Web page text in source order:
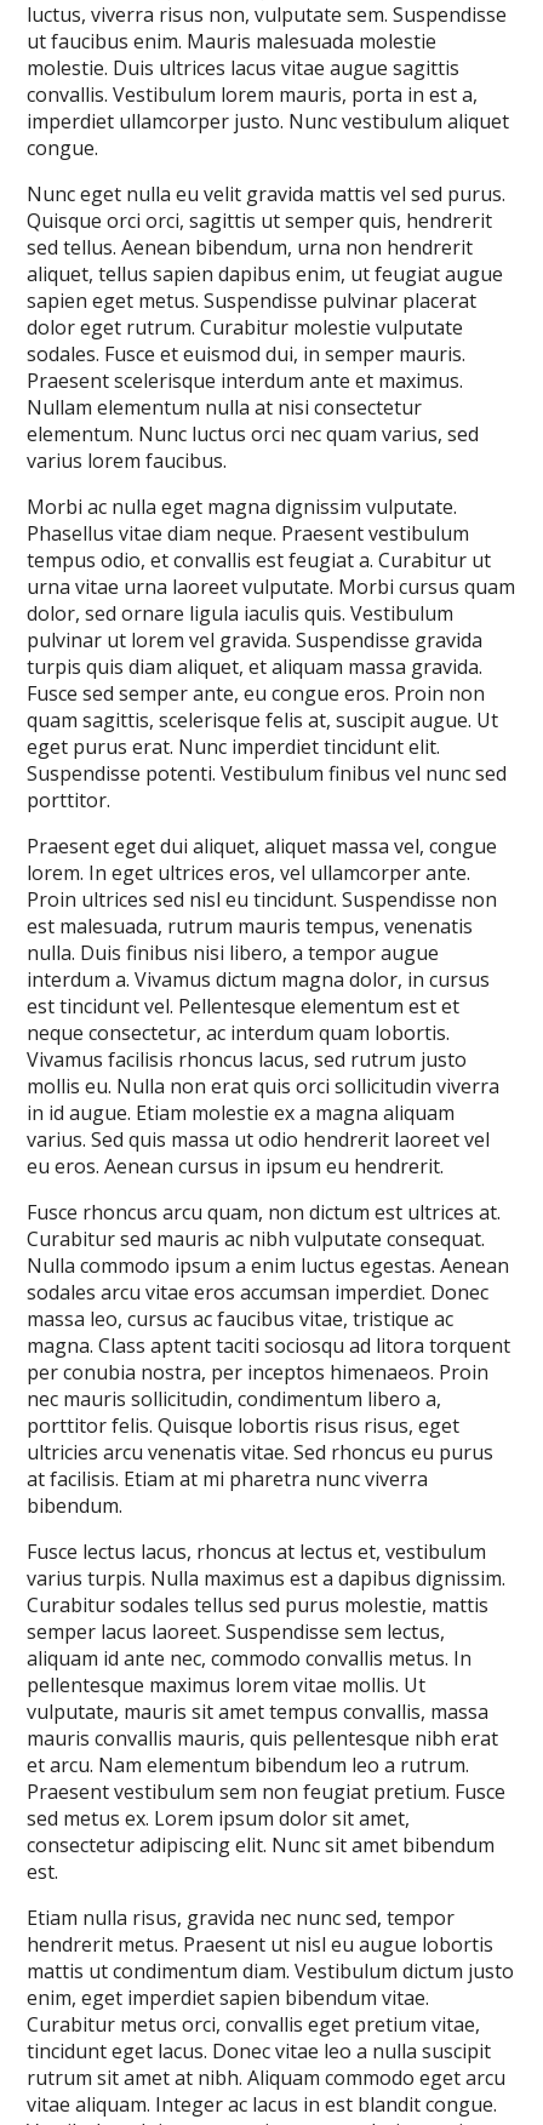
luctus, viverra risus non, vulputate sem. Suspendisse
ut faucibus enim. Mauris malesuada molestie
molestie. Duis ultrices lacus vitae augue sagittis
convallis. Vestibulum lorem mauris, porta in est a,
imperdiet ullamcorper justo. Nunc vestibulum aliquet
congue.
Nunc eget nulla eu velit gravida mattis vel sed purus.
Quisque orci orci, sagittis ut semper quis, hendrerit
sed tellus. Aenean bibendum, urna non hendrerit
aliquet, tellus sapien dapibus enim, ut feugiat augue
sapien eget metus. Suspendisse pulvinar placerat
dolor eget rutrum. Curabitur molestie vulputate
sodales. Fusce et euismod dui, in semper mauris.
Praesent scelerisque interdum ante et maximus.
Nullam elementum nulla at nisi consectetur
elementum. Nunc luctus orci nec quam varius, sed
varius lorem faucibus.
Morbi ac nulla eget magna dignissim vulputate.
Phasellus vitae diam neque. Praesent vestibulum
tempus odio, et convallis est feugiat a. Curabitur ut
urna vitae urna laoreet vulputate. Morbi cursus quam
dolor, sed ornare ligula iaculis quis. Vestibulum
pulvinar ut lorem vel gravida. Suspendisse gravida
turpis quis diam aliquet, et aliquam massa gravida.
Fusce sed semper ante, eu congue eros. Proin non
quam sagittis, scelerisque felis at, suscipit augue. Ut
eget purus erat. Nunc imperdiet tincidunt elit.
Suspendisse potenti. Vestibulum finibus vel nunc sed
porttitor.
Praesent eget dui aliquet, aliquet massa vel, congue
lorem. In eget ultrices eros, vel ullamcorper ante.
Proin ultrices sed nisl eu tincidunt. Suspendisse non
est malesuada, rutrum mauris tempus, venenatis
nulla. Duis finibus nisi libero, a tempor augue
interdum a. Vivamus dictum magna dolor, in cursus
est tincidunt vel. Pellentesque elementum est et
neque consectetur, ac interdum quam lobortis.
Vivamus facilisis rhoncus lacus, sed rutrum justo
mollis eu. Nulla non erat quis orci sollicitudin viverra
in id augue. Etiam molestie ex a magna aliquam
varius. Sed quis massa ut odio hendrerit laoreet vel
eu eros. Aenean cursus in ipsum eu hendrerit.
Fusce rhoncus arcu quam, non dictum est ultrices at.
Curabitur sed mauris ac nibh vulputate consequat.
Nulla commodo ipsum a enim luctus egestas. Aenean
sodales arcu vitae eros accumsan imperdiet. Donec
massa leo, cursus ac faucibus vitae, tristique ac
magna. Class aptent taciti sociosqu ad litora torquent
per conubia nostra, per inceptos himenaeos. Proin
nec mauris sollicitudin, condimentum libero a,
porttitor felis. Quisque lobortis risus risus, eget
ultricies arcu venenatis vitae. Sed rhoncus eu purus
at facilisis. Etiam at mi pharetra nunc viverra
bibendum.
Fusce lectus lacus, rhoncus at lectus et, vestibulum
varius turpis. Nulla maximus est a dapibus dignissim.
Curabitur sodales tellus sed purus molestie, mattis
semper lacus laoreet. Suspendisse sem lectus,
aliquam id ante nec, commodo convallis metus. In
pellentesque maximus lorem vitae mollis. Ut
vulputate, mauris sit amet tempus convallis, massa
mauris convallis mauris, quis pellentesque nibh erat
et arcu. Nam elementum bibendum leo a rutrum.
Praesent vestibulum sem non feugiat pretium. Fusce
sed metus ex. Lorem ipsum dolor sit amet,
consectetur adipiscing elit. Nunc sit amet bibendum
est.
Etiam nulla risus, gravida nec nunc sed, tempor
hendrerit metus. Praesent ut nisl eu augue lobortis
mattis ut condimentum diam. Vestibulum dictum justo
enim, eget imperdiet sapien bibendum vitae.
Curabitur metus orci, convallis eget pretium vitae,
tincidunt eget lacus. Donec vitae leo a nulla suscipit
rutrum sit amet at nibh. Aliquam commodo eget arcu
vitae aliquam. Integer ac lacus in est blandit congue.